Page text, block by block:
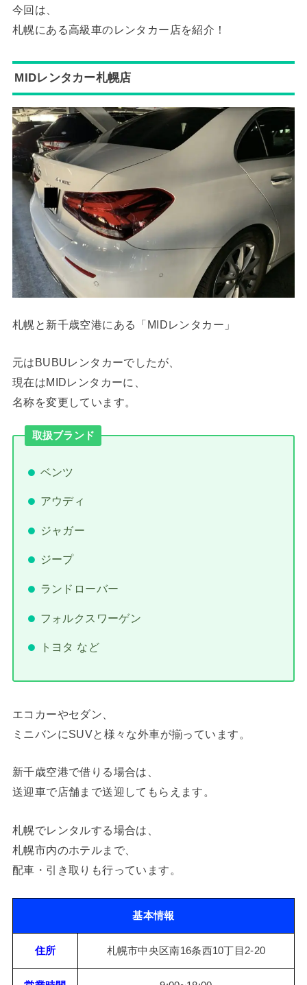
今回は、
札幌にある高級車のレンタカー店を紹介！
MIDレンタカー札幌店
札幌と新千歳空港にある「MIDレンタカー」
元はBUBUレンタカーでしたが、
現在はMIDレンタカーに、
名称を変更しています。
取扱ブランド
ベンツ
アウディ
ジャガー
ジープ
ランドローバー
フォルクスワーゲン
トヨタ など
エコカーやセダン、
ミニバンにSUVと様々な外車が揃っています。
新千歳空港で借りる場合は、
送迎車で店舗まで送迎してもらえます。
札幌でレンタルする場合は、
札幌市内のホテルまで、
配車・引き取りも行っています。
基本情報
住所 札幌市中央区南16条西10丁目2-20